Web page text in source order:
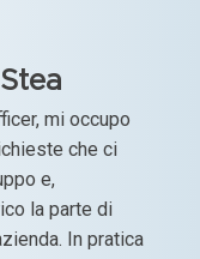
mi occupo
che ci
e,
la parte di
In pratica